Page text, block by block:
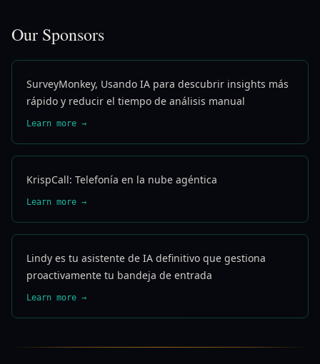
Our Sponsors
SurveyMonkey, Usando IA para descubrir insights más
rápido y reducir el tiempo de análisis manual
Learn more →
KrispCall: Telefonía en la nube agéntica
Learn more →
Lindy es tu asistente de IA definitivo que gestiona
proactivamente tu bandeja de entrada
Learn more →